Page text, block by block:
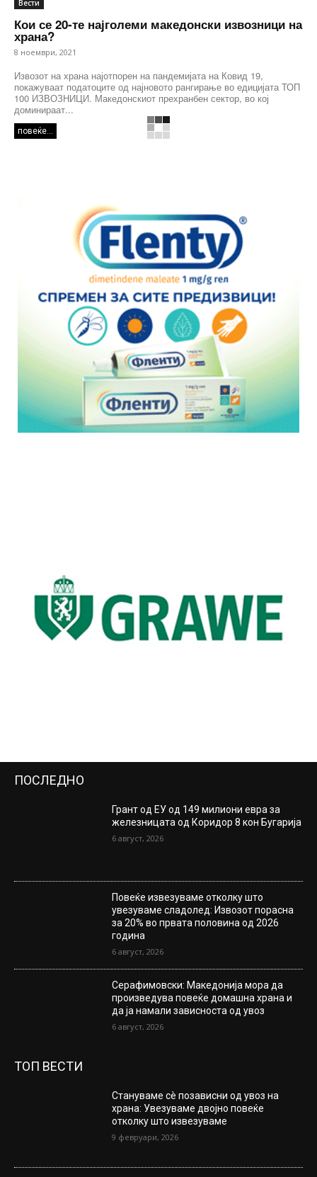
Вести
Кои се 20-те најголеми македонски извозници на
храна?
8 ноември, 2021
Извозот на храна најотпорен на пандемијата на Ковид 19,
покажуваат податоците од најновото рангирање во едицијата ТОП
100 ИЗВОЗНИЦИ. Македонскиот прехранбен сектор, во кој
доминираат...
повеќе...
ПОСЛЕДНО
Грант од ЕУ од 149 милиони евра за
железницата од Коридор 8 кон Бугарија
6 август, 2026
Повеќе извезуваме отколку што
увезуваме сладолед: Извозот порасна
за 20% во првата половина од 2026
година
6 август, 2026
Серафимовски: Македонија мора да
произведува повеќе домашна храна и
да ја намали зависноста од увоз
6 август, 2026
ТОП ВЕСТИ
Стануваме сè позависни од увоз на
храна: Увезуваме двојно повеќе
отколку што извезуваме
9 февруари, 2026